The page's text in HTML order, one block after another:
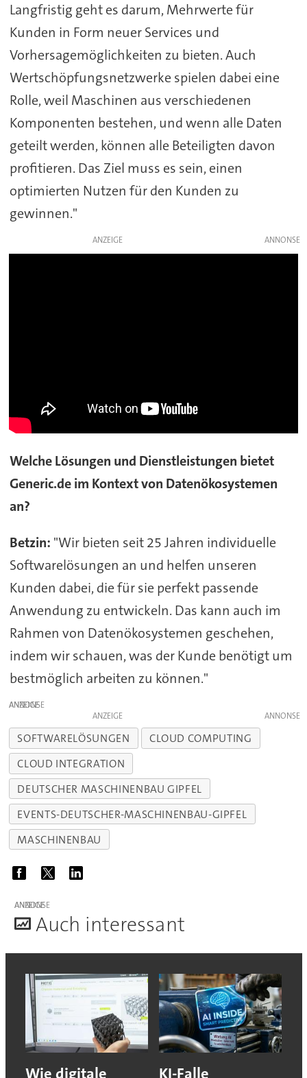
Langfristig geht es darum, Mehrwerte für
Kunden in Form neuer Services und
Vorhersagemöglichkeiten zu bieten. Auch
Wertschöpfungsnetzwerke spielen dabei eine
Rolle, weil Maschinen aus verschiedenen
Komponenten bestehen, und wenn alle Daten
geteilt werden, können alle Beteiligten davon
profitieren. Das Ziel muss es sein, einen
optimierten Nutzen für den Kunden zu
gewinnen."
ANZEIGE
Welche Lösungen und Dienstleistungen bietet
Generic.de im Kontext von Datenökosystemen
an?
Betzin: "Wir bieten seit 25 Jahren individuelle
Softwarelösungen an und helfen unseren
Kunden dabei, die für sie perfekt passende
Anwendung zu entwickeln. Das kann auch im
Rahmen von Datenökosystemen geschehen,
indem wir schauen, was der Kunde benötigt um
bestmöglich arbeiten zu können."
ANZEIGE
ANZEIGE
SOFTWARELÖSUNGEN
CLOUD COMPUTING
CLOUD INTEGRATION
DEUTSCHER MASCHINENBAU GIPFEL
EVENTS-DEUTSCHER-MASCHINENBAU-GIPFEL
MASCHINENBAU
ANZEIGE
Auch interessant
Wie digitale KI-Falle